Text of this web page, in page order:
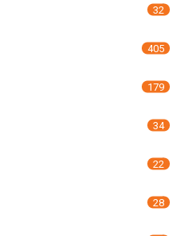
32
405
179
34
22
28